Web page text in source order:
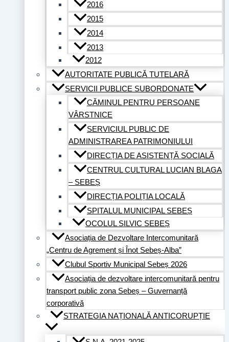
2016
2015
2014
2013
2012
AUTORITATE PUBLICĂ TUTELARĂ
SERVICII PUBLICE SUBORDONATE
CĂMINUL PENTRU PERSOANE
VÂRSTNICE
SERVICIUL PUBLIC DE
ADMINISTRAREA PATRIMONIULUI
DIRECȚIA DE ASISTENȚĂ SOCIALĂ
CENTRUL CULTURAL LUCIAN BLAGA
– SEBEȘ
DIRECȚIA POLIȚIA LOCALĂ
SPITALUL MUNICIPAL SEBEȘ
OCOLUL SILVIC SEBEȘ
Asociația de Dezvoltare Intercomunitară
„Centru de Agrement și Înot Sebeș-Alba”
Clubul Sportiv Municipal Sebeș 2026
Asociația de dezvoltare intercomunitară pentru
transport public zona Sebeș – Guvernanță
corporativă
STRATEGIA NAȚIONALĂ ANTICORUPȚIE